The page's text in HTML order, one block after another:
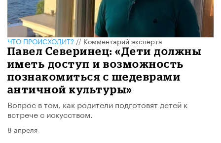
ЧТО ПРОИСХОДИТ?//Комментарий эксперта
Павел Северинец: «Дети должны
иметь доступ и возможность
познакомиться с шедеврами
античной культуры»
Вопрос в том, как родители подготовят детей к
встрече с искусством.
8 апреля